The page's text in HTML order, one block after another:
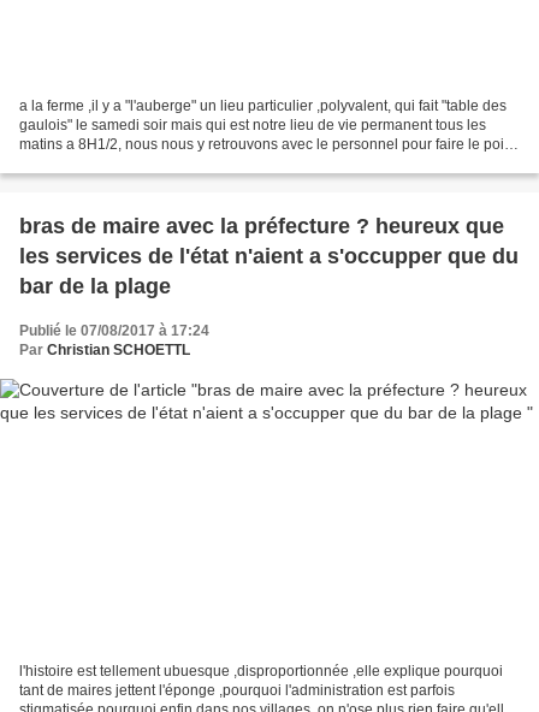
a la ferme ,il y a "l'auberge" un lieu particulier ,polyvalent, qui fait "table des
gaulois" le samedi soir mais qui est notre lieu de vie permanent tous les
matins a 8H1/2, nous nous y retrouvons avec le personnel pour faire le point
bras de maire avec la préfecture ? heureux que
les services de l'état n'aient a s'occupper que du
bar de la plage
Publié le 07/08/2017 à 17:24
Par Christian SCHOETTL
l'histoire est tellement ubuesque ,disproportionnée ,elle explique pourquoi
tant de maires jettent l'éponge ,pourquoi l'administration est parfois